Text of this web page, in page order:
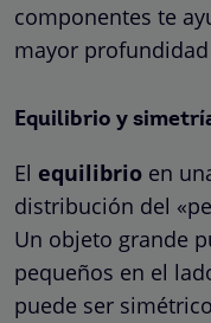
componentes te
mayor
Equilibrio y
El equilibrio en
distribución del
Un objeto grande
pequeños en el
puede ser